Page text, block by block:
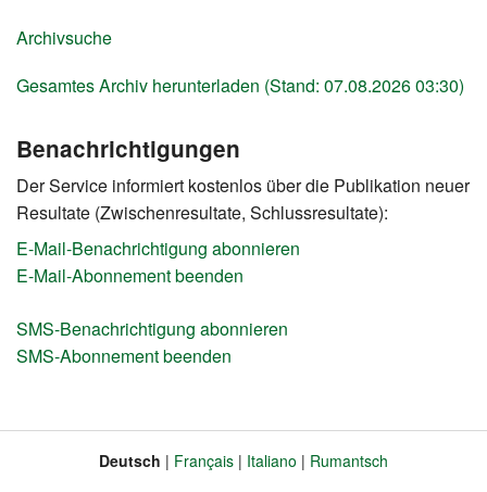
Archivsuche
Gesamtes Archiv herunterladen (Stand: 07.08.2026 03:30)
Benachrichtigungen
Der Service informiert kostenlos über die Publikation neuer
Resultate (Zwischenresultate, Schlussresultate):
E-Mail-Benachrichtigung abonnieren
E-Mail-Abonnement beenden
SMS-Benachrichtigung abonnieren
SMS-Abonnement beenden
FusszeileDeutsch Français Italiano
Rumantsch